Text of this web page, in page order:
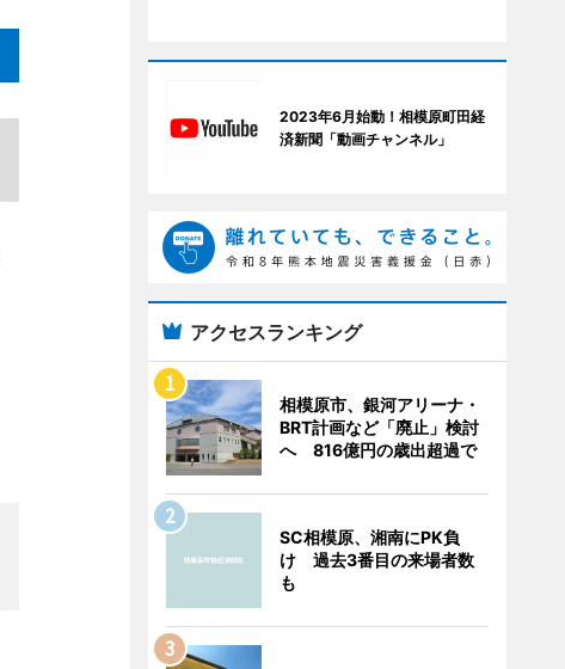
2023年6月始動！相模原町田経
済新聞「動画チャンネル」
アクセスランキング
相模原市、銀河アリーナ・
BRT計画など「廃止」検討
へ 816億円の歳出超過で
SC相模原、湘南にPK負
け 過去3番目の来場者数
も